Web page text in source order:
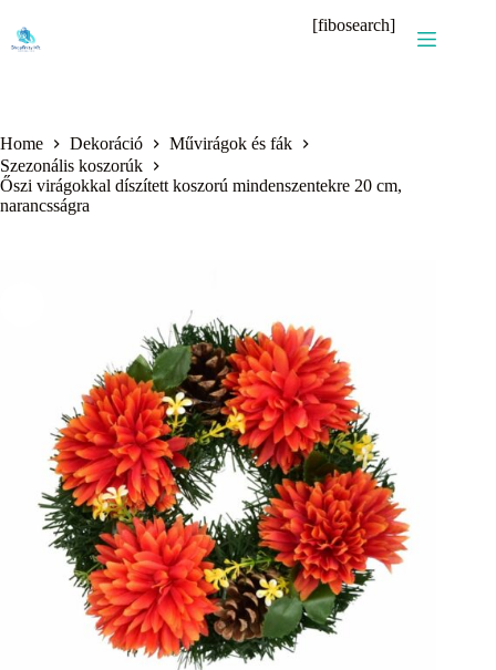
content
[fibosearch]
Home Dekoráció
Művirágok és fák
Szezonális koszorúk
Őszi virágokkal díszített koszorú mindenszentekre 20 cm,
narancsságra